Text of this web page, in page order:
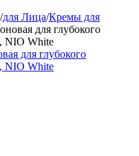
/для Лица/Кремы для
для глубокого
NIO White